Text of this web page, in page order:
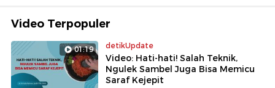
Video Terpopuler
01:19 detikUpdate
Video: Hati-hati! Salah Teknik,
Ngulek Sambel Juga Bisa Memicu
Saraf Kejepit